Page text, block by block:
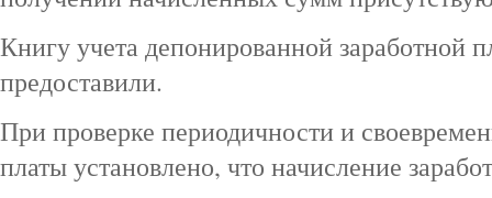
Книгу учета депонированной заработной
предоставили.
При проверке периодичности и
платы установлено, что начисление